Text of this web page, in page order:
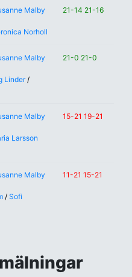
Malby
Norholl
21-14 21-16
Malby
Linder/
21-0 21-0
Malby
Larsson
15-21 19-21
Malby
/ Sofi
11-21 15-21